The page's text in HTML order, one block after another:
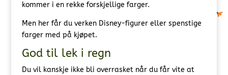
kommer i en rekke forskjellige farger.
Men her får du verken Disney-figurer eller spenstige
farger med på kjøpet.
God til lek i regn
Du vil kanskje ikke bli overrasket når du får vite at